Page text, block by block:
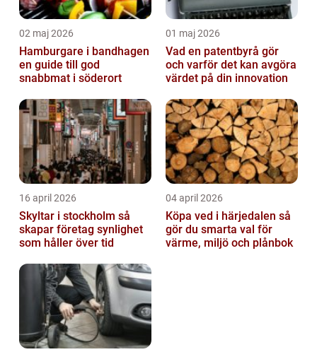
02 maj 2026
Hamburgare i bandhagen
en guide till god
snabbmat i söderort
01 maj 2026
Vad en patentbyrå gör
och varför det kan avgöra
värdet på din innovation
16 april 2026
Skyltar i stockholm så
skapar företag synlighet
som håller över tid
04 april 2026
Köpa ved i härjedalen så
gör du smarta val för
värme, miljö och plånbok